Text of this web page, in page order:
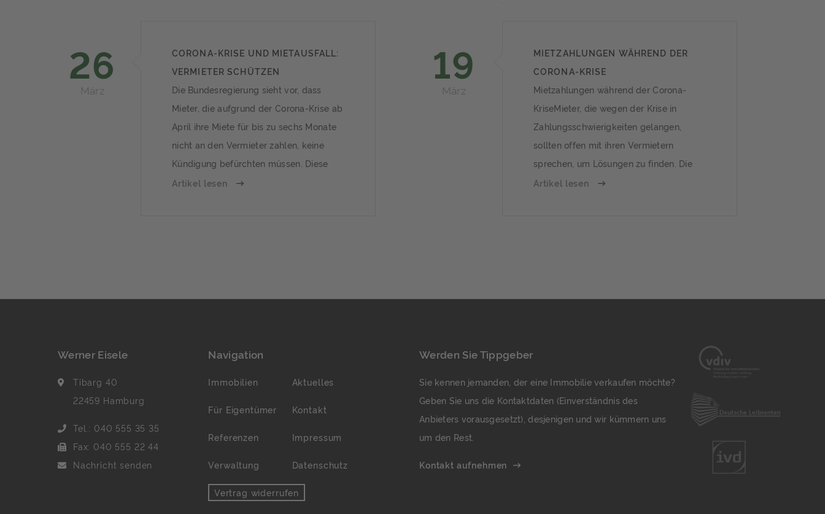
26
März
CORONA-KRISE UND MIETAUSFALL:
VERMIETER SCHÜTZEN
Die Bundesregierung sieht vor, dass
Mieter, die aufgrund der Corona-Krise ab
April ihre Miete für bis zu sechs Monate
nicht an den Vermieter zahlen, keine
Kündigung befürchten müssen. Diese
Maßnahme soll auf bis zu zwölf Monate
Artikel lesen
19
März
MIETZAHLUNGEN WÄHREND DER
CORONA-KRISE
Mietzahlungen während der Corona-
KriseMieter, die wegen der Krise in
Zahlungsschwierigkeiten gelangen,
sollten offen mit ihren Vermietern
sprechen, um Lösungen zu finden. Die
aktuelle Situation ist für alle Beteiligten
Artikel lesen
Werner Eisele
Tibarg 40
22459 Hamburg
Tel.: 040 555 35 35
Fax: 040 555 22 44
Nachricht senden
Navigation
Immobilien Aktuelles
Für Eigentümer Kontakt
Referenzen Impressum
Verwaltung Datenschutz
Vertrag widerrufen
Werden Sie Tippgeber
Sie kennen jemanden, der eine Immobilie verkaufen möchte?
Geben Sie uns die Kontaktdaten (Einverständnis des
Anbieters vorausgesetzt), desjenigen und wir kümmern uns
um den Rest.
Kontakt aufnehmen